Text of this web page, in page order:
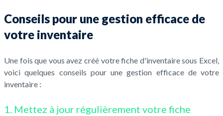
Conseils pour une gestion efficace de
votre inventaire
Une fois que vous avez créé votre fiche d'inventaire sous Excel,
voici quelques conseils pour une gestion efficace de votre
inventaire :
1. Mettez à jour régulièrement votre fiche